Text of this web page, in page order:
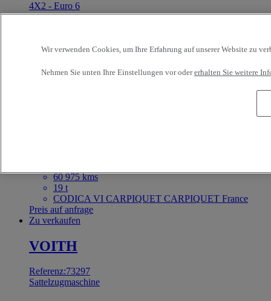
4X2 - Euro 6
2023
COQUIDE ET CIE - Arras MONCHY LE PREUX
Preis auf anfrage
60 975 kms
19 t
CODICA VI CARPIQUET CARPIQUET France
Preis auf anfrage
Zu verkaufen
VOITH
Referenz:73297
Sattelzugmaschine
Wir verwenden Cookies, um Ihre Erfahrung auf unserer Website zu
Nehmen Sie unten Ihre Einstellungen vor odererhalten Sie weitere